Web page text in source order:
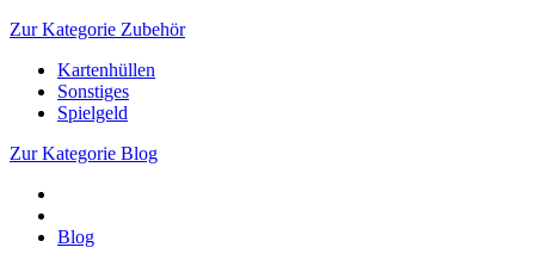
Zur Kategorie Zubehör
Kartenhüllen
Sonstiges
Spielgeld
Zur Kategorie Blog
Blog